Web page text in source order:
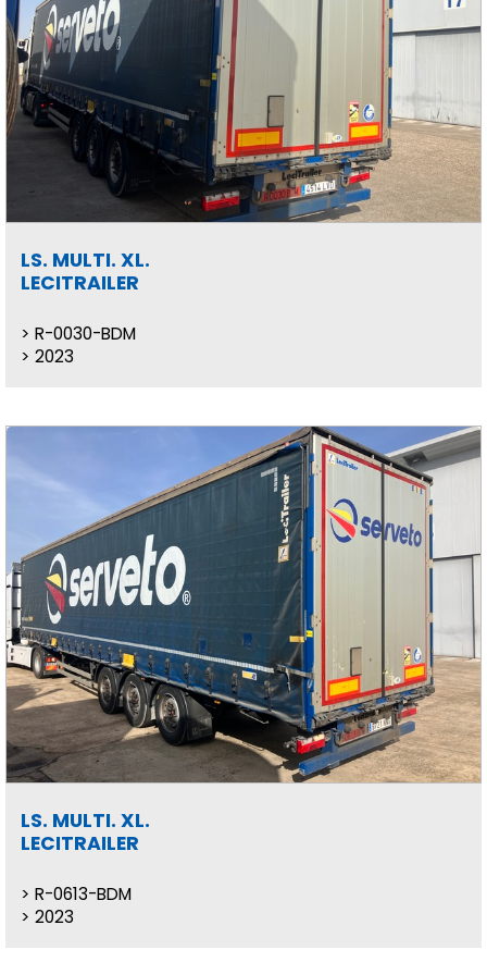
LS. MULTI. XL.
LECITRAILER
R-0030-BDM
2023
LS. MULTI. XL.
LECITRAILER
R-0613-BDM
2023